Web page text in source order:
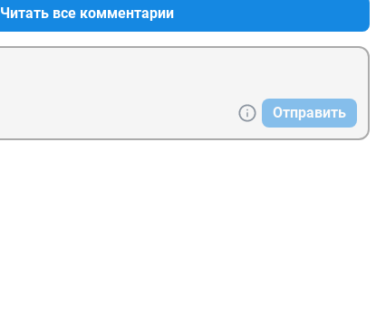
Читать все комментарии
Отправить